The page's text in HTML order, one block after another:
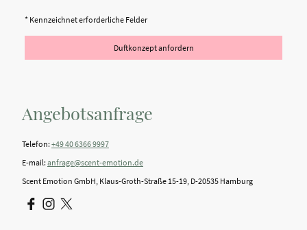
* Kennzeichnet erforderliche Felder
Duftkonzept anfordern
Angebotsanfrage
Telefon: +49 40 6366 9997
E-mail: anfrage@scent-emotion.de
Scent Emotion GmbH, Klaus-Groth-Straße 15-19, D-20535 Hamburg